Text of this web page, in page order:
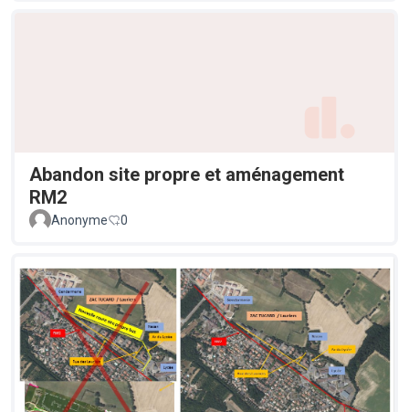
Abandon site propre et aménagement
RM2
Anonyme 0